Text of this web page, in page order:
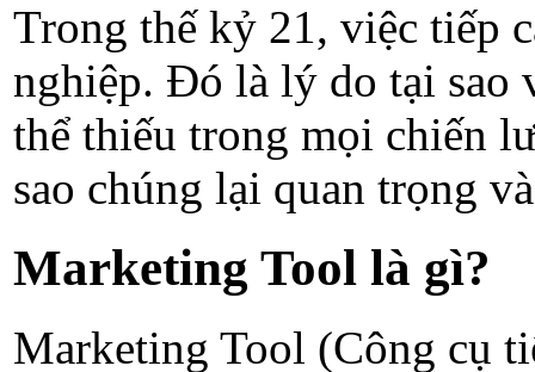
Trong thế kỷ 21, việc tiếp
nghiệp. Đó là lý do tại sao
thể thiếu trong mọi chiến
sao chúng lại quan trọng
Marketing Tool là gì?
Marketing Tool (Công cụ